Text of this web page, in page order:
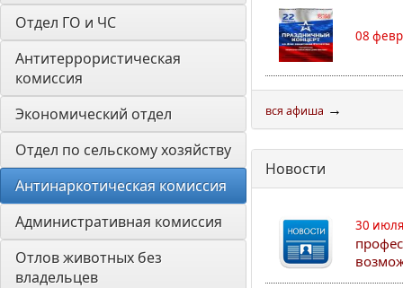
Отдел ГО и ЧС
Антитеррористическая
комиссия
Экономический отдел
Отдел по сельскому хозяйству
Антинаркотическая комиссия
Административная комиссия
Отлов животных без
владельцев
08
вся афиша →
Новости
30